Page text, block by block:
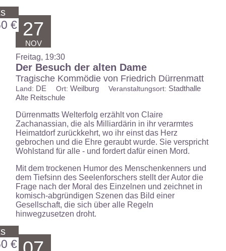
27
NOV
Freitag, 19:30
Der Besuch der alten Dame
Tragische Kommödie von Friedrich Dürrenmatt
Land: DE Ort: Weilburg Veranstaltungsort: Stadthalle
Alte Reitschule
Dürrenmatts Welterfolg erzählt von Claire
Zachanassian, die als Milliardärin in ihr verarmtes
Heimatdorf zurückkehrt, wo ihr einst das Herz
gebrochen und die Ehre geraubt wurde. Sie verspricht
Wohlstand für alle - und fordert dafür einen Mord.
Mit dem trockenen Humor des Menschenkenners und
dem Tiefsinn des Seelenforschers stellt der Autor die
Frage nach der Moral des Einzelnen und zeichnet in
komisch-abgründigen Szenen das Bild einer
Gesellschaft, die sich über alle Regeln
hinwegzusetzen droht.
€
€